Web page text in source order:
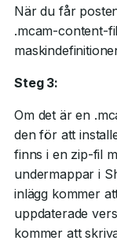
När du får
.mcam-content-
Steg 3:
Om det är en
den för att
finns i en zip-fil
undermappar i
inlägg kommer
uppdaterade
kommer att